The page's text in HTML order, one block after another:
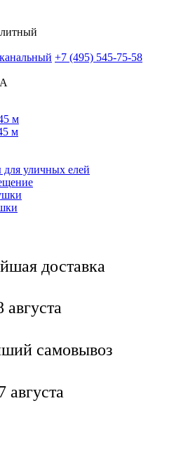
+7 (495) 545-75-58
м
м
уличных елей
доставкa
августа
самовывоз
августа